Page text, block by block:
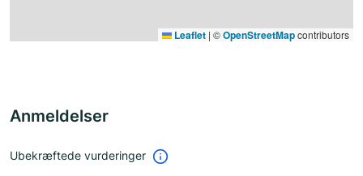
Leaflet | ©OpenStreetMapcontributors
Anmeldelser
Ubekræftede vurderinger